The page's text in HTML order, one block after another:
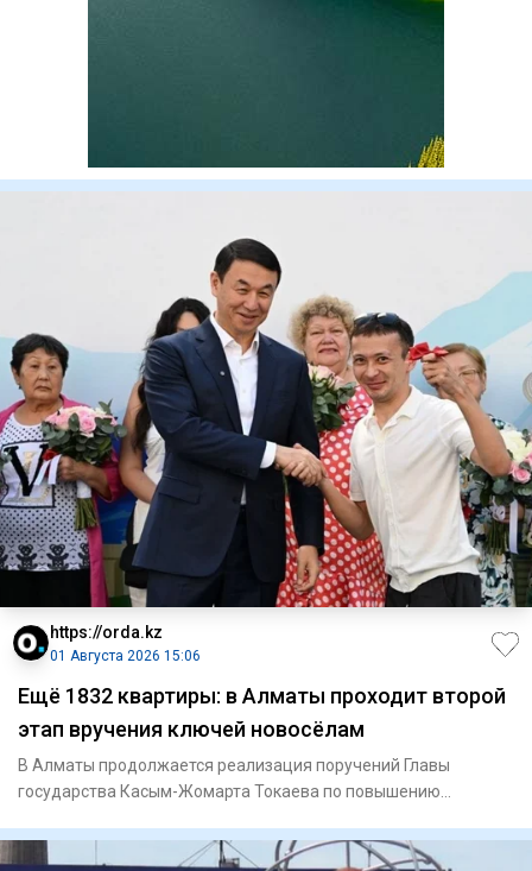
https://orda.kz
01 Августа 2026 15:06
Ещё 1832 квартиры: в Алматы проходит второй
этап вручения ключей новосёлам
В Алматы продолжается реализация поручений Главы
государства Касым-Жомарта Токаева по повышению